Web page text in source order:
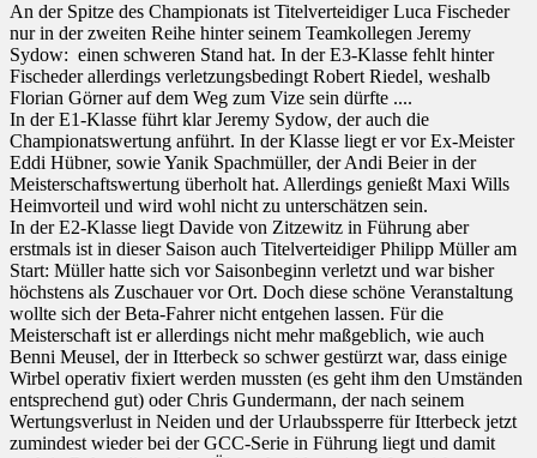
An der Spitze des Championats ist Titelverteidiger Luca Fischeder
nur in der zweiten Reihe hinter seinem Teamkollegen Jeremy
Sydow: einen schweren Stand hat. In der E3-Klasse fehlt hinter
Fischeder allerdings verletzungsbedingt Robert Riedel, weshalb
Florian Görner auf dem Weg zum Vize sein dürfte ....
In der E1-Klasse führt klar Jeremy Sydow, der auch die
Championatswertung anführt. In der Klasse liegt er vor Ex-Meister
Eddi Hübner, sowie Yanik Spachmüller, der Andi Beier in der
Meisterschaftswertung überholt hat. Allerdings genießt Maxi Wills
Heimvorteil und wird wohl nicht zu unterschätzen sein.
In der E2-Klasse liegt Davide von Zitzewitz in Führung aber
erstmals ist in dieser Saison auch Titelverteidiger Philipp Müller am
Start: Müller hatte sich vor Saisonbeginn verletzt und war bisher
höchstens als Zuschauer vor Ort. Doch diese schöne Veranstaltung
wollte sich der Beta-Fahrer nicht entgehen lassen. Für die
Meisterschaft ist er allerdings nicht mehr maßgeblich, wie auch
Benni Meusel, der in Itterbeck so schwer gestürzt war, dass einige
Wirbel operativ fixiert werden mussten (es geht ihm den Umständen
entsprechend gut) oder Chris Gundermann, der nach seinem
Wertungsverlust in Neiden und der Urlaubssperre für Itterbeck jetzt
zumindest wieder bei der GCC-Serie in Führung liegt und damit